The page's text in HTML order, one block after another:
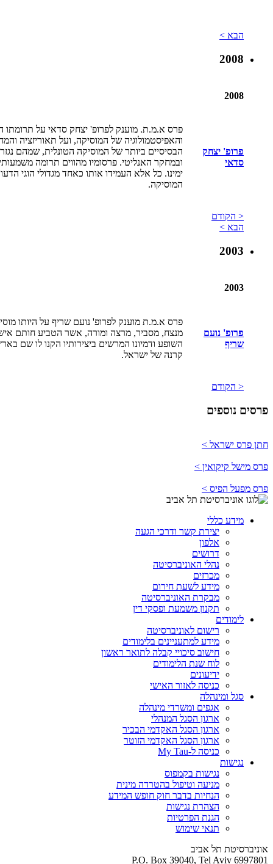
הבא >
2008
2008
פרופ' יצחק
סדאי
פרס א.מ.ת. מוענק לפרופ' יצחק סדאי על תרומתו
והאפיסטמולוגיה של המוסיקה, ועל תאוריזציה
הבסיסיים ביותר של המוסיקה הטונלית, שמהם
ובמחקר האנליטי. פרסומיו מהווים תרומה
ימינו. כל אלא העמידו אותו כאחד מגדולי הוגי
המוסיקה.
< הקודם
הבא >
2003
2003
פרופ' נועם
שריף
פרס א.מ.ת מוענק לפרופ' נועם שריף על היותו
מנצח, מסביר, מרצה ומורה, אשר הטביע חותם אישי
השופע ודמיונו המרשים ביצירותיו הקנו לו שם
קרנה של ישראל.
< הקודם
פרסים נוספים
חתן פרס ישראל >
פרס מישל קיקואין >
פרס מפעל הפיס >
מידע כללי
יצירת קשר ודרכי הגעה
אלפון
דרושים
נהלי האוניברסיטה
מכרזים
מידע לשעת חירום
מבקרת האוניברסיטה
תקנון משמעת ופסקי דין
לימודים
רישום לאוניברסיטה
מידע למתעניינים בלימודים
חישוב סיכויי קבלה לתואר ראשון
לוח שנת הלימודים
ידיעונים
כניסה לאזור האישי
סגל ומינהלה
אגפים ומשרדי מינהלה
ארגון הסגל המנהלי
ארגון הסגל האקדמי הבכיר
ארגון הסגל האקדמי הזוטר
כניסה ל-My Tau
נגישות
נגישות בקמפוס
מניעה וטיפול בהטרדה מינית
הנחיות בדבר חוק חופש המידע
הצהרת נגישות
הגנת הפרטיות
תנאי שימוש
אוניברסיטת תל אביב
P.O. Box 39040, Tel Aviv 6997801